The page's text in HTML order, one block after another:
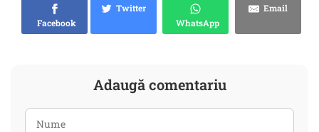
Facebook
Twitter
WhatsApp
Email
Adaugă comentariu